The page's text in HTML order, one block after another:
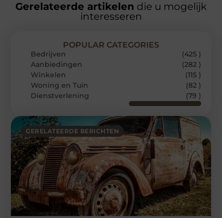
Gerelateerde artikelen die u mogelijk
interesseren
GERELATEERDE BERICHTEN
POPULAR CATEGORIES
Bedrijven
(425 )
Aanbiedingen
(282 )
Winkelen
(115 )
Woning en Tuin
(82 )
Dienstverlening
(79 )